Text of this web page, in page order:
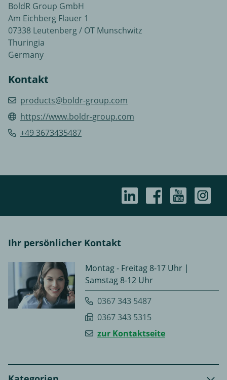
BoldR Group GmbH
Am Eichberg Flauer 1
07338 Leutenberg / OT Munschwitz
Thuringia
Germany
Kontakt
products@boldr-group.com
https://www.boldr-group.com
+49 3673435487
Ihr persönlicher Kontakt
Montag - Freitag 8-17 Uhr |
Samstag 8-12 Uhr
0367 343 5487
0367 343 5315
zur Kontaktseite